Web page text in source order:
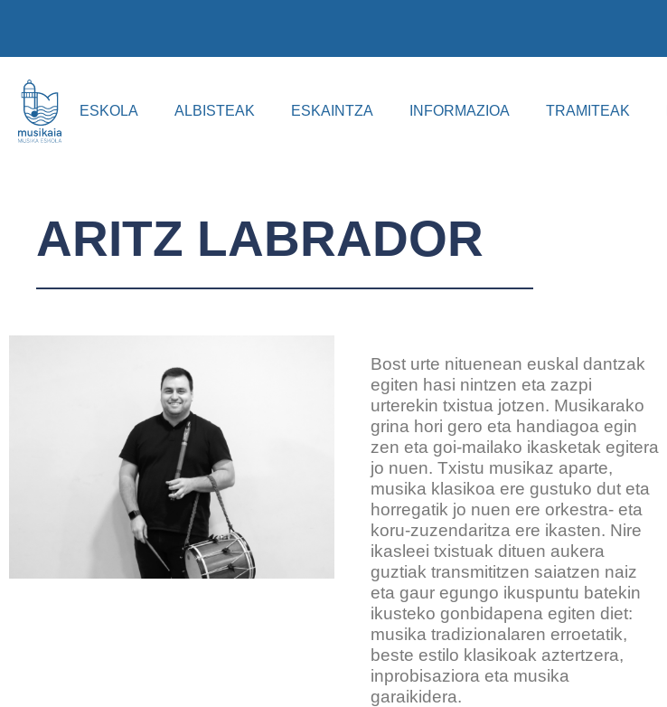
ESKOLA ALBISTEAK ESKAINTZA INFORMAZIOA TRAMITEAK
ARITZ LABRADOR
Bost urte nituenean euskal dantzak
egiten hasi nintzen eta zazpi
urterekin txistua jotzen. Musikarako
grina hori gero eta handiagoa egin
zen eta goi-mailako ikasketak egitera
jo nuen. Txistu musikaz aparte,
musika klasikoa ere gustuko dut eta
horregatik jo nuen ere orkestra- eta
koru-zuzendaritza ere ikasten. Nire
ikasleei txistuak dituen aukera
guztiak transmititzen saiatzen naiz
eta gaur egungo ikuspuntu batekin
ikusteko gonbidapena egiten diet:
musika tradizionalaren erroetatik,
beste estilo klasikoak aztertzera,
inprobisaziora eta musika
garaikidera.